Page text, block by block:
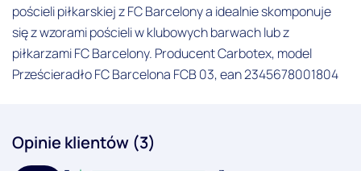
pościeli piłkarskiej z FC Barcelony a idealnie skomponuje
się z wzorami pościeli w klubowych barwach lub z
piłkarzami FC Barcelony. Producent Carbotex, model
Prześcieradło FC Barcelona FCB 03, ean 2345678001804
Opinie klientów (3)